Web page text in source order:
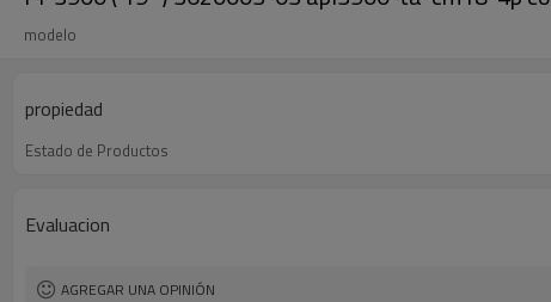
modelo
propiedad
Estado de Productos
Evaluacion
AGREGAR UNA OPINIÓN